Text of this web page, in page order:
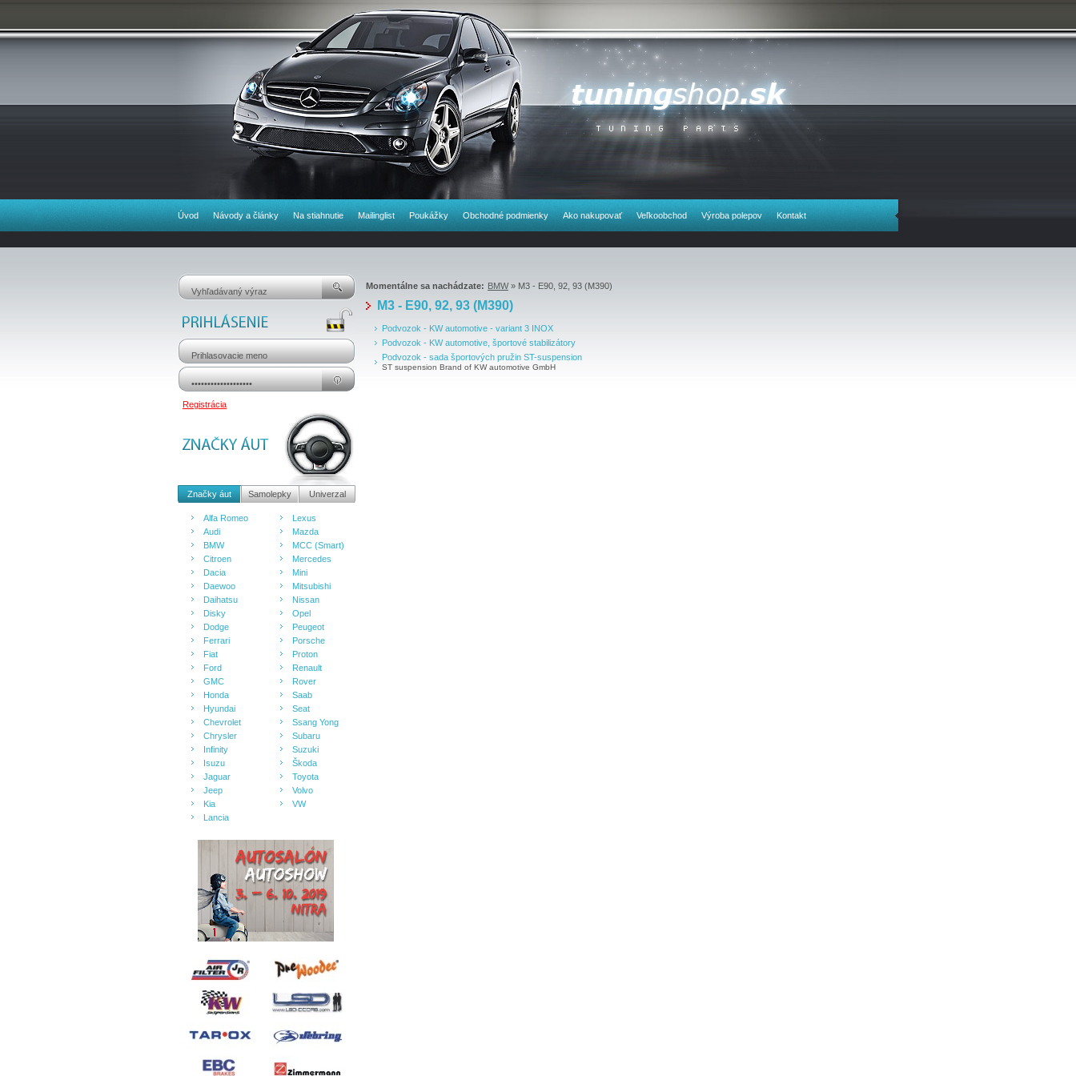
Úvod Návody a články Na stiahnutie Mailinglist Poukážky Obchodné podmienky Ako nakupovať Veľkoobchod Výroba polepov Kontakt
Registrácia
Značky áut Samolepky Univerzal
Alfa Romeo
Audi
BMW
Citroen
Dacia
Daewoo
Daihatsu
Disky
Dodge
Ferrari
Fiat
Ford
GMC
Honda
Hyundai
Chevrolet
Chrysler
Infinity
Isuzu
Jaguar
Jeep
Kia
Lancia
Lexus
Mazda
MCC (Smart)
Mercedes
Mini
Mitsubishi
Nissan
Opel
Peugeot
Porsche
Proton
Renault
Rover
Saab
Seat
Ssang Yong
Subaru
Suzuki
Škoda
Toyota
Volvo
VW
Momentálne sa nachádzate: BMW» M3 - E90, 92, 93 (M390)
M3 - E90, 92, 93 (M390)
Podvozok - KW automotive - variant 3 INOX
Podvozok - KW automotive, športové stabilizátory
Podvozok - sada športových pružin ST-suspension
ST suspension Brand of KW automotive GmbH